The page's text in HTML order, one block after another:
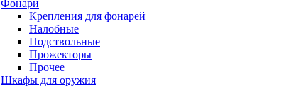
Фонари
Крепления для фонарей
Налобные
Подствольные
Прожекторы
Прочее
Шкафы для оружия